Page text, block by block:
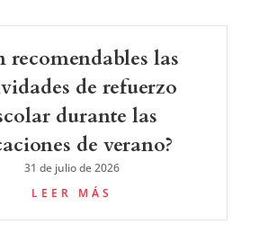
recomendables las
de refuerzo
durante las
de verano?
31 de julio de 2026
LEER MÁS